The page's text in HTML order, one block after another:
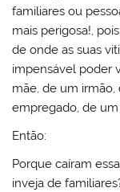
familiares ou
mais perigosa!,
de onde as suas
impensável poder
mãe, de um
empregado, de um
Então:
Porque caíram
inveja de